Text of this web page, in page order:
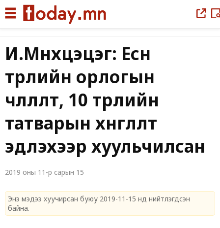
И.Мөнхцэцэг: Есөн
төрлийн орлогын
чөлөөлөлт, 10 төрлийн
татварын хөнгөлөлт
эдлэхээр хуульчилсан
2019 оны 11-р сарын 15
Энэ мэдээ хуучирсан буюу 2019-11-15 нд нийтлэгдсэн
байна.